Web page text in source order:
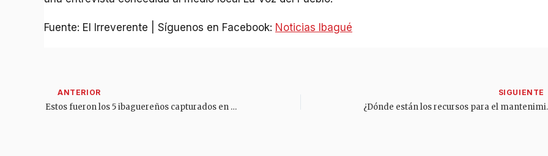
Fuente: El Irreverente | Síguenos en Facebook: Noticias Ibagué
Estos fueron los 5 ibaguereños capturados en Estados Unidos por presunto robo a residencias ¿Dónde están